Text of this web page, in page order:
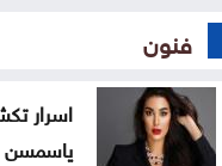
فنون
اسرار